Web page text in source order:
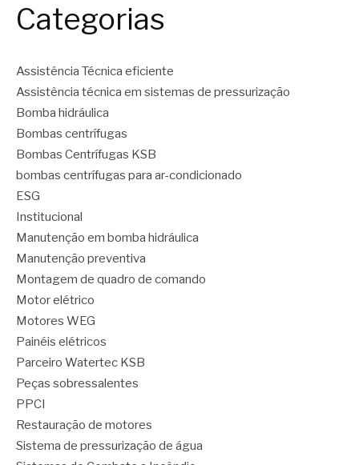
Categorias
Assistência Técnica eficiente
Assistência técnica em sistemas de pressurização
Bomba hidráulica
Bombas centrífugas
Bombas Centrífugas KSB
bombas centrífugas para ar-condicionado
ESG
Institucional
Manutenção em bomba hidráulica
Manutenção preventiva
Montagem de quadro de comando
Motor elétrico
Motores WEG
Painéis elétricos
Parceiro Watertec KSB
Peças sobressalentes
PPCI
Restauração de motores
Sistema de pressurização de água